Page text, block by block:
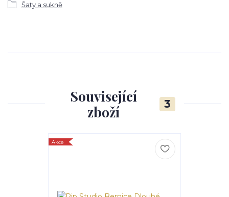
Šaty a sukně
Související
zboží
3
Akce